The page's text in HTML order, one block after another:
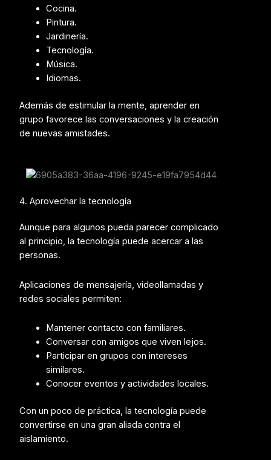
Cocina.
Pintura.
Jardinería.
Tecnología.
Música.
Idiomas.
Además de estimular la mente, aprender en
grupo favorece las conversaciones y la creación
de nuevas amistades.
4. Aprovechar la tecnología
Aunque para algunos pueda parecer complicado
al principio, la tecnología puede acercar a las
personas.
Aplicaciones de mensajería, videollamadas y
redes sociales permiten:
Mantener contacto con familiares.
Conversar con amigos que viven lejos.
Participar en grupos con intereses
similares.
Conocer eventos y actividades locales.
Con un poco de práctica, la tecnología puede
convertirse en una gran aliada contra el
aislamiento.